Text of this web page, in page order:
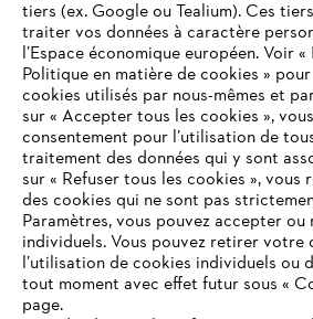
STIHL FAQ
Contact
Politique de protection des données
VOTRE NAVIGATEUR
N'EST PLUS PRIS EN
Vous utilisez un navigateur Internet que
en charge, et certaines fonctionnalités de
peuvent fonctionner correctement. Pour
tiers (ex. Google ou Tealium). Ces
traiter vos données à caractère
l’Espace économique européen. Voir
Politique en matière de cookies »
cookies utilisés par nous-mêmes et
sur « Accepter tous les cookies »,
consentement pour l’utilisation de
traitement des données qui y sont
sur « Refuser tous les cookies », vous
des cookies qui ne sont pas
Paramètres, vous pouvez accepter
individuels. Vous pouvez retirer votre
l’utilisation de cookies individuels ou
tout moment avec effet futur sous «
page.